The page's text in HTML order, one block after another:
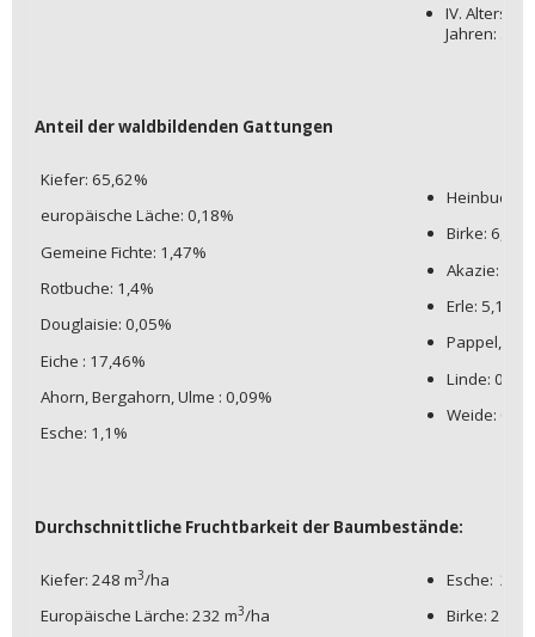
IV.
Jahren:
Anteil der waldbildenden Gattungen
Kiefer: 65,62%
europäische Läche: 0,18%
Gemeine Fichte: 1,47%
Rotbuche: 1,4%
Douglaisie: 0,05%
Eiche : 17,46%
Ahorn, Bergahorn, Ulme : 0,09%
Esche: 1,1%
Heinbuche:
Birke:
Akazie:
Erle: 5,16%
Pappel,
Linde: 0,3%
Weide:
Durchschnittliche Fruchtbarkeit der Baumbestände:
Kiefer: 248 m3/ha
Europäische Lärche: 232 m3/ha
Esche: 250
Birke: 211 m